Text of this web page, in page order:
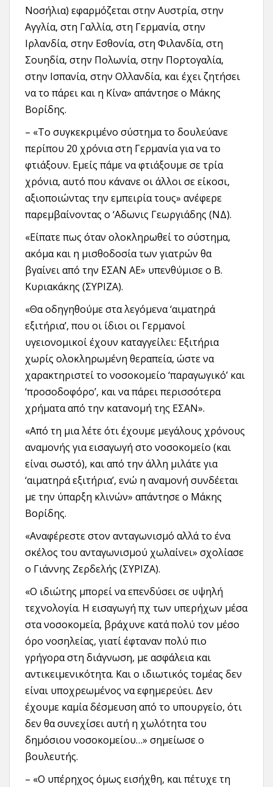
Νοσήλια) εφαρμόζεται στην Αυστρία, στην
Αγγλία, στη Γαλλία, στη Γερμανία, στην
Ιρλανδία, στην Εσθονία, στη Φιλανδία, στη
Σουηδία, στην Πολωνία, στην Πορτογαλία,
στην Ισπανία, στην Ολλανδία, και έχει ζητήσει
να το πάρει και η Κίνα» απάντησε ο Μάκης
Βορίδης.
– «Το συγκεκριμένο σύστημα το δουλεύανε
περίπου 20 χρόνια στη Γερμανία για να το
φτιάξουν. Εμείς πάμε να φτιάξουμε σε τρία
χρόνια, αυτό που κάνανε οι άλλοι σε είκοσι,
αξιοποιώντας την εμπειρία τους» ανέφερε
παρεμβαίνοντας ο ‘Αδωνις Γεωργιάδης (ΝΔ).
«Είπατε πως όταν ολοκληρωθεί το σύστημα,
ακόμα και η μισθοδοσία των γιατρών θα
βγαίνει από την ΕΣΑΝ ΑΕ» υπενθύμισε ο Β.
Κυριακάκης (ΣΥΡΙΖΑ).
«Θα οδηγηθούμε στα λεγόμενα ‘αιματηρά
εξιτήρια’, που οι ίδιοι οι Γερμανοί
υγειονομικοί έχουν καταγγείλει: Εξιτήρια
χωρίς ολοκληρωμένη θεραπεία, ώστε να
χαρακτηριστεί το νοσοκομείο ‘παραγωγικό’ και
‘προσοδοφόρο’, και να πάρει περισσότερα
χρήματα από την κατανομή της ΕΣΑΝ».
«Από τη μια λέτε ότι έχουμε μεγάλους χρόνους
αναμονής για εισαγωγή στο νοσοκομείο (και
είναι σωστό), και από την άλλη μιλάτε για
‘αιματηρά εξιτήρια’, ενώ η αναμονή συνδέεται
με την ύπαρξη κλινών» απάντησε ο Μάκης
Βορίδης.
«Αναφέρεστε στον ανταγωνισμό αλλά το ένα
σκέλος του ανταγωνισμού χωλαίνει» σχολίασε
ο Γιάννης Ζερδελής (ΣΥΡΙΖΑ).
«Ο ιδιώτης μπορεί να επενδύσει σε υψηλή
τεχνολογία. Η εισαγωγή πχ των υπερήχων μέσα
στα νοσοκομεία, βράχυνε κατά πολύ τον μέσο
όρο νοσηλείας, γιατί έφταναν πολύ πιο
γρήγορα στη διάγνωση, με ασφάλεια και
αντικειμενικότητα. Και ο ιδιωτικός τομέας δεν
είναι υποχρεωμένος να εφημερεύει. Δεν
έχουμε καμία δέσμευση από το υπουργείο, ότι
δεν θα συνεχίσει αυτή η χωλότητα του
δημόσιου νοσοκομείου…» σημείωσε ο
βουλευτής.
– «Ο υπέρηχος όμως εισήχθη, και πέτυχε τη